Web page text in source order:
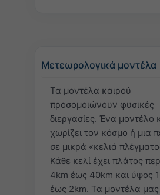
Μετεωρολογικά μοντέλα
Τα μοντέλα καιρού
προσομοιώνουν φυσικές
διεργασίες. Ένα μοντέλο
χωρίζει τον κόσμο ή μια
σε μικρά «κελιά
Κάθε κελί έχει πλάτος
4km έως 40km και ύψος
έως 2km. Τα μοντέλα μας